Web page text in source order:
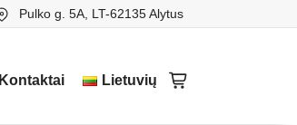
Pulko g. 5A, LT-62135 Alytus
Kontaktai Lietuvių